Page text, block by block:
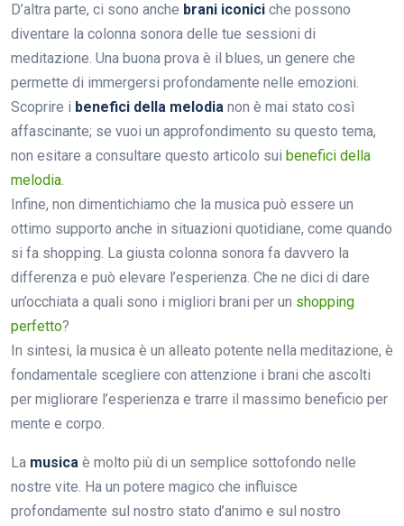
D’altra parte, ci sono anche brani iconici che possono
diventare la colonna sonora delle tue sessioni di
meditazione. Una buona prova è il blues, un genere che
permette di immergersi profondamente nelle emozioni.
Scoprire i benefici della melodia non è mai stato così
affascinante; se vuoi un approfondimento su questo tema,
non esitare a consultare questo articolo sui benefici della
melodia.
Infine, non dimentichiamo che la musica può essere un
ottimo supporto anche in situazioni quotidiane, come quando
si fa shopping. La giusta colonna sonora fa davvero la
differenza e può elevare l’esperienza. Che ne dici di dare
un’occhiata a quali sono i migliori brani per un shopping
perfetto?
In sintesi, la musica è un alleato potente nella meditazione, è
fondamentale scegliere con attenzione i brani che ascolti
per migliorare l’esperienza e trarre il massimo beneficio per
mente e corpo.
La musica è molto più di un semplice sottofondo nelle
nostre vite. Ha un potere magico che influisce
profondamente sul nostro stato d’animo e sul nostro